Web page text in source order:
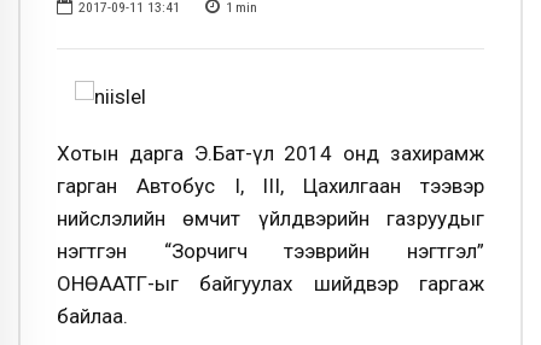
2017-09-11 13:41 1 min
Хотын дарга Э.Бат-Үүл 2014 онд захирамж
гарган Автобус I, III, Цахилгаан тээвэр
нийслэлийн өмчит үйлдвэрийн газруудыг
нэгтгэн “Зорчигч тээврийн нэгтгэл”
ОНӨААТҮГ-ыг байгуулах шийдвэр гаргаж
байлаа.